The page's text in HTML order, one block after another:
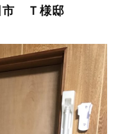
市 Ｔ様邸